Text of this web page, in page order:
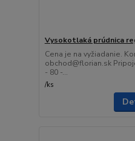
Vysokotlaká prúdnica
Cena je na vyžiadanie.
obchod@florian.sk
- 80 -...
/ks